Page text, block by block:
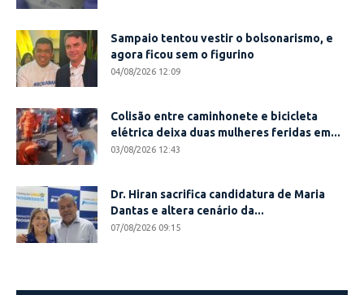
Sampaio tentou vestir o bolsonarismo, e
agora ficou sem o figurino
04/08/2026 12:09
Colisão entre caminhonete e bicicleta
elétrica deixa duas mulheres feridas em...
03/08/2026 12:43
Dr. Hiran sacrifica candidatura de Maria
Dantas e altera cenário da...
07/08/2026 09:15